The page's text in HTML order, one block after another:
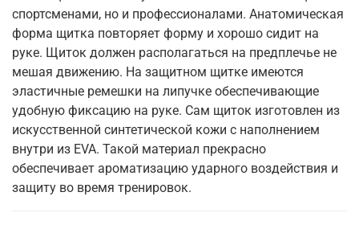
спортсменами, но и профессионалами. Анатомическая
форма щитка повторяет форму и хорошо сидит на
руке. Щиток должен располагаться на предплечье не
мешая движению. На защитном щитке имеются
эластичные ремешки на липучке обеспечивающие
удобную фиксацию на руке. Сам щиток изготовлен из
искусственной синтетической кожи с наполнением
внутри из EVA. Такой материал прекрасно
обеспечивает ароматизацию ударного воздействия и
защиту во время тренировок.